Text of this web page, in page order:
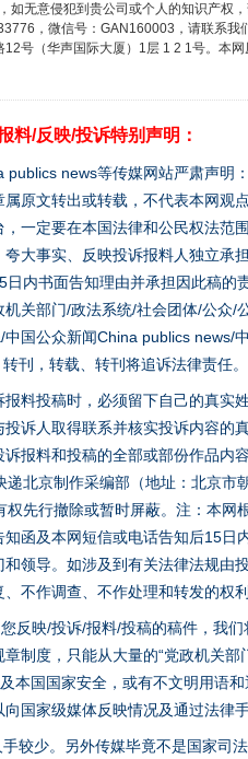
无意侵犯到贵公司或个人的知识产权
，微信号：GAN160003，请联系我
号（华声国际大厦）1层 1 2 1号。本
料/反映/投诉特别声明：
news等传媒网站严肃声明
原文转出或转载，不代表本网观
一定要在本国法律和公民权法范
大事实、反映投诉报料人独立承
内书面告知理由并承担因此稿的
关部门/政法系统/社会团体/公众/
国公众新闻China publics news/
刊，转载、转刊将追诉法律责任。
料投稿时，必须留下自己的真实
诉人取得联系并核实投诉内容的
报料和投稿的全部或部份作品内
北京制作采编部（地址：北京市
先行撤除或暂时屏蔽。注：本网
函及本网短信或电话告知后15日
领导。如涉及到有关法律法规由
不作调查、不作处理和转发的权利
反映/投诉/报料/投稿的稿件，我
制度，只能从大量的“党政机关
本国国家安全，或有不文明用语
国家级媒体反映情况及通过法律
较少。另外传媒毕竟不是国家司